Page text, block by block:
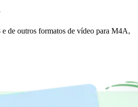
de outros formatos de vídeo para M4A,